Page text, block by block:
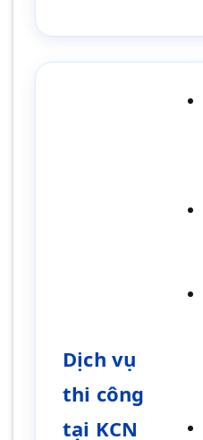
Dịch vụ
thi công
tại KCN